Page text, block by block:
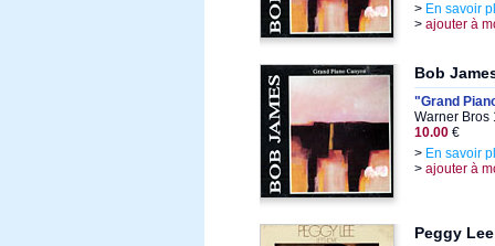
> En savoir
> ajouter à
Bob
"Grand
Warner Bros
10.00 €
> En savoir
> ajouter à
Peggy Lee